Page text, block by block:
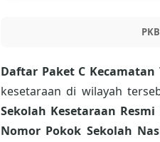
Daftar Paket C
kesetaraan di wilayah
Sekolah Kesetaraan
Nomor Pokok Sekolah